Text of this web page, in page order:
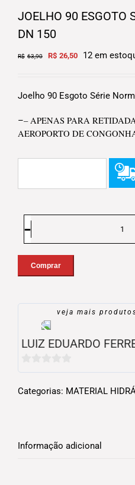
JOELHO 90 ESGOTO
DN 150
R$ 63,90
Original
R$63,90.
R$ 26,50Current
R$26,50.
12 em
Joelho 90 Esgoto Série
–– APENAS PARA
AEROPORTO DE
DN
Comprar
veja mais
LUIZ EDUARDO
0
out
Categorias: MATERIAL
Informação adicional